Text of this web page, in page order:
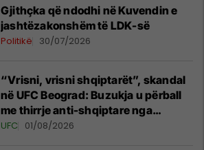
Gjithçka që ndodhi në Kuvendin e
jashtëzakonshëm të LDK-së
Politikë 30/07/2026
“Vrisni, vrisni shqiptarët”, skandal
në UFC Beograd: Buzukja u përball
me thirrje anti-shqiptare nga
tribunat
UFC 01/08/2026